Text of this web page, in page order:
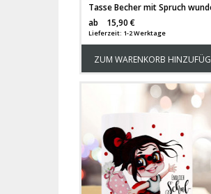
ab
15,90 €
Lieferzeit: 1-2 Werktage
ZUM WARENKORB